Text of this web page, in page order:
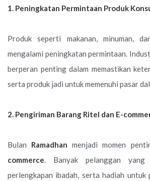
1. Peningkatan Permintaan Produk
Produk seperti makanan, minuman,
mengalami peningkatan permintaan.
berperan penting dalam memastikan
serta produk jadi untuk memenuhi pasar
2. Pengiriman Barang Ritel dan E-
Bulan Ramadhan menjadi momen
commerce. Banyak pelanggan yang
perlengkapan ibadah, serta hadiah untuk